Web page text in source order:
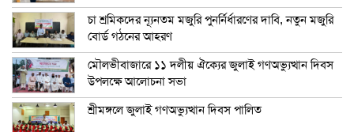
চা শ্রমিকদের ন্যূনতম মজুরি পুনর্নির্ধারণের দাবি, নতুন মজুরি
বোর্ড গঠনের আহরণ
মৌলভীবাজারে ১১ দলীয় ঐক্যের জুলাই গণঅভ্যুত্থান দিবস
উপলক্ষে আলোচনা সভা
শ্রীমঙ্গলে জুলাই গণঅভ্যুত্থান দিবস পালিত